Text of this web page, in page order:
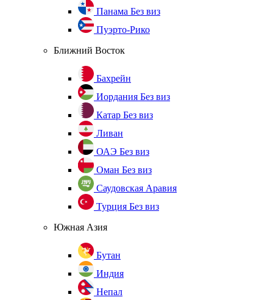
Панама Без виз
Пуэрто-Рико
Ближний Восток
Бахрейн
Иордания Без виз
Катар Без виз
Ливан
ОАЭ Без виз
Оман Без виз
Саудовская Аравия
Турция Без виз
Южная Азия
Бутан
Индия
Непал